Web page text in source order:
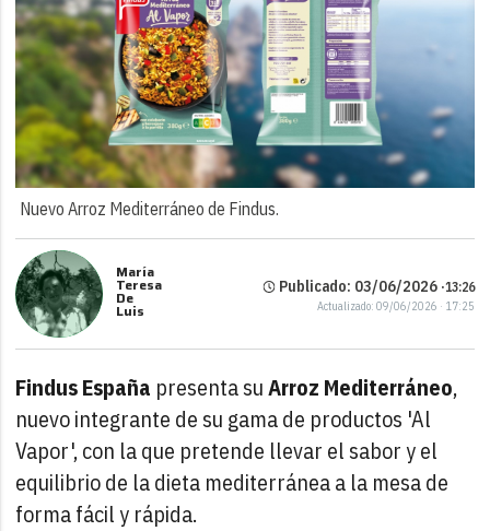
Nuevo Arroz Mediterráneo de Findus.
María
Teresa
De
Luis
Publicado: 03/06/2026 ·13:26
Actualizado: 09/06/2026 · 17:25
Findus España presenta suArroz Mediterráneo,
nuevo integrante de su gama de productos 'Al
Vapor', con la que pretende llevar el sabor y el
equilibrio de la dieta mediterránea a la mesa de
forma fácil y rápida.